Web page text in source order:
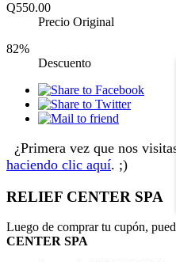
Q550.00
Precio Original
82%
Descuento
¿Primera vez que nos
haciendo clic aquí. ;)
RELIEF CENTER SPA
Luego de comprar tu cupón,
CENTER SPA